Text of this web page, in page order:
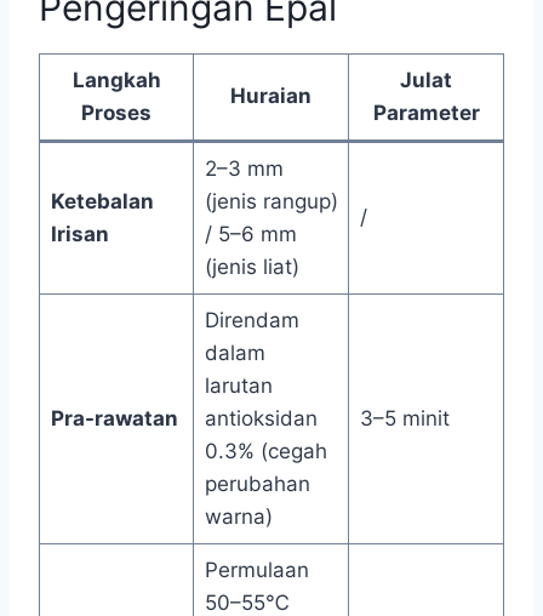
Langkah
Proses
Huraian
Julat
Parameter
Ketebalan
Irisan
2–3 mm
(jenis rangup)
/ 5–6 mm
(jenis liat)
/
Pra-rawatan
Direndam
dalam
larutan
antioksidan
0.3% (cegah
perubahan
warna)
3–5 minit
Permulaan
50–55℃